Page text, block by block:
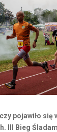
pojawiło się
III Bieg